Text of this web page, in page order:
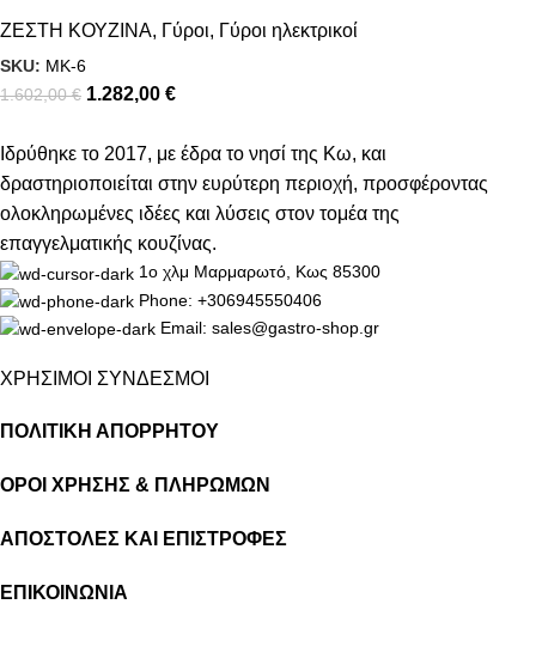
ΖΕΣΤΗ ΚΟΥΖΙΝΑ, Γύροι, Γύροι ηλεκτρικοί
SKU: MK-6
1.602,00€ 1.282,00 €
Ιδρύθηκε το 2017, με έδρα το νησί της Κω, και
δραστηριοποιείται στην ευρύτερη περιοχή, προσφέροντας
ολοκληρωμένες ιδέες και λύσεις στον τομέα της
επαγγελματικής κουζίνας.
1ο χλμ Μαρμαρωτό, Κως 85300
Phone: +306945550406
Email: sales@gastro-shop.gr
ΧΡΗΣΙΜΟΙ ΣΥΝΔΕΣΜΟΙ
ΠΟΛΙΤΙΚΗ ΑΠΟΡΡΗΤΟΥ
ΟΡΟΙ ΧΡΗΣΗΣ & ΠΛΗΡΩΜΩΝ
ΑΠΟΣΤΟΛΕΣ ΚΑΙ ΕΠΙΣΤΡΟΦΕΣ
ΕΠΙΚΟΙΝΩΝΙΑ